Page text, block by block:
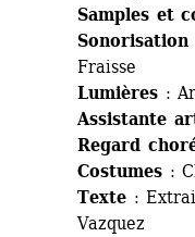
Samples et
Fraisse
Lumières :
Assistante
Regard
Costumes :
Texte :
Vazquez